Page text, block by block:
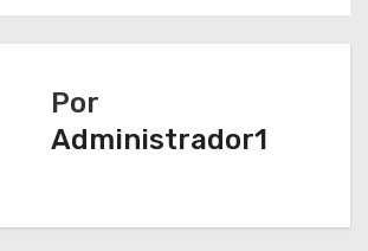
Por
Administrador1